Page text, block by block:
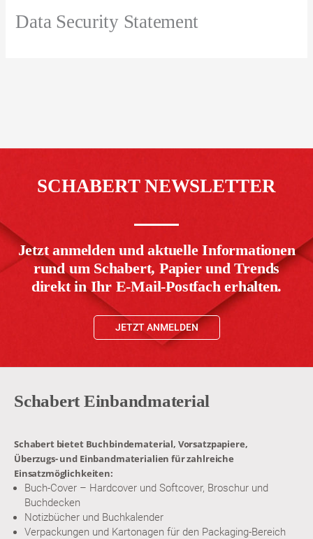
Data Security Statement
SCHABERT NEWSLETTER
Jetzt anmelden und aktuelle Informationen
rund um Schabert, Papier und Trends
direkt in Ihr E-Mail-Postfach erhalten.
JETZT ANMELDEN
Schabert Einbandmaterial
Schabert bietet Buchbindematerial, Vorsatzpapiere,
Überzugs- und Einbandmaterialien für zahlreiche
Einsatzmöglichkeiten:
Buch-Cover – Hardcover und Softcover, Broschur und
Buchdecken
Notizbücher und Buchkalender
Verpackungen und Kartonagen für den Packaging-Bereich